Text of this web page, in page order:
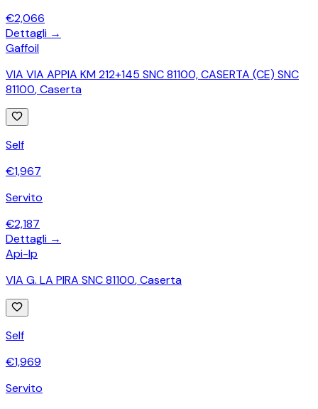
€2,066
Dettagli →
Gaffoil
VIA VIA APPIA KM 212+145 SNC 81100, CASERTA (CE) SNC
81100,Caserta
Self
€1,967
Servito
€2,187
Dettagli →
Api-Ip
VIA G. LA PIRA SNC 81100,Caserta
Self
€1,969
Servito